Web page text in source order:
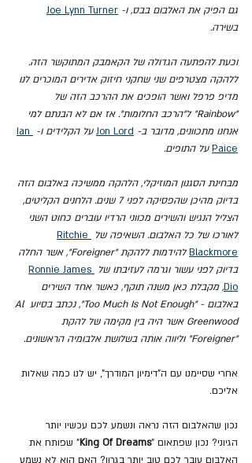
גם הפיק את האלבום בבס, ו- Joe Lynn Turner
בשירה.
וכעת להפתעה הגדולה של הקאמבק המתוקשר הזה.
ללהקה מצטרפים שני שחקני חיזוק אדירים המוכרים לנו
מדיפ פרפל ואשר הופכים את ההרכב הזה של
"Rainbow" ל"הרכב החלומות". אז אם לא הבנתם למי
אנחנו מתכוונים, מדובר ב- Jon Lord על הקלידים ו-
Ian
Paice על התופים.
מבחינת הסגנון המוזיקלי, הלהקה ממשיכה באלבום הזה
בדיוק מהיכן שהפסיקה לפני 7 שנים. הלחנים הקליטים,
הצליל הנגיש והשירים מכווני הרדיו עוברים כחוט השני
לאורכו של כל האלבום. השאיפה של
Ritchie
Blackmore
להידמות ללהקת "Foreigner", אשר החלה
בדיוק לפני עשור וגרמה לעזיבתו של
Ronnie James
Dio, מקבלת כאן משנה תוקף, כאשר אחד השירים
באלבום - "Too Much Is Not Enough", נכתב בסיוע Al
Greenwood אשר היה בין מקימה של להקת
"Foreigner" וליווה אותה בשלושת אלבומיה הראשונים.
אחרי שסיימנו עם ה"דימיון המודרך", יש לנו כמה שאלות
אליכם.
נכון שהאלבום הזה נראה ונשמע לכם עכשיו יותר
הגיוני? נכון שפתאום "
King Of Dreams" שפותח את
האלבום עובר לכם טוב יותר בגרון? האם הוא לא נשמע